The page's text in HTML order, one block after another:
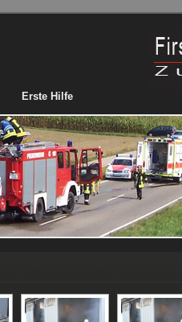
Erste Hilfe